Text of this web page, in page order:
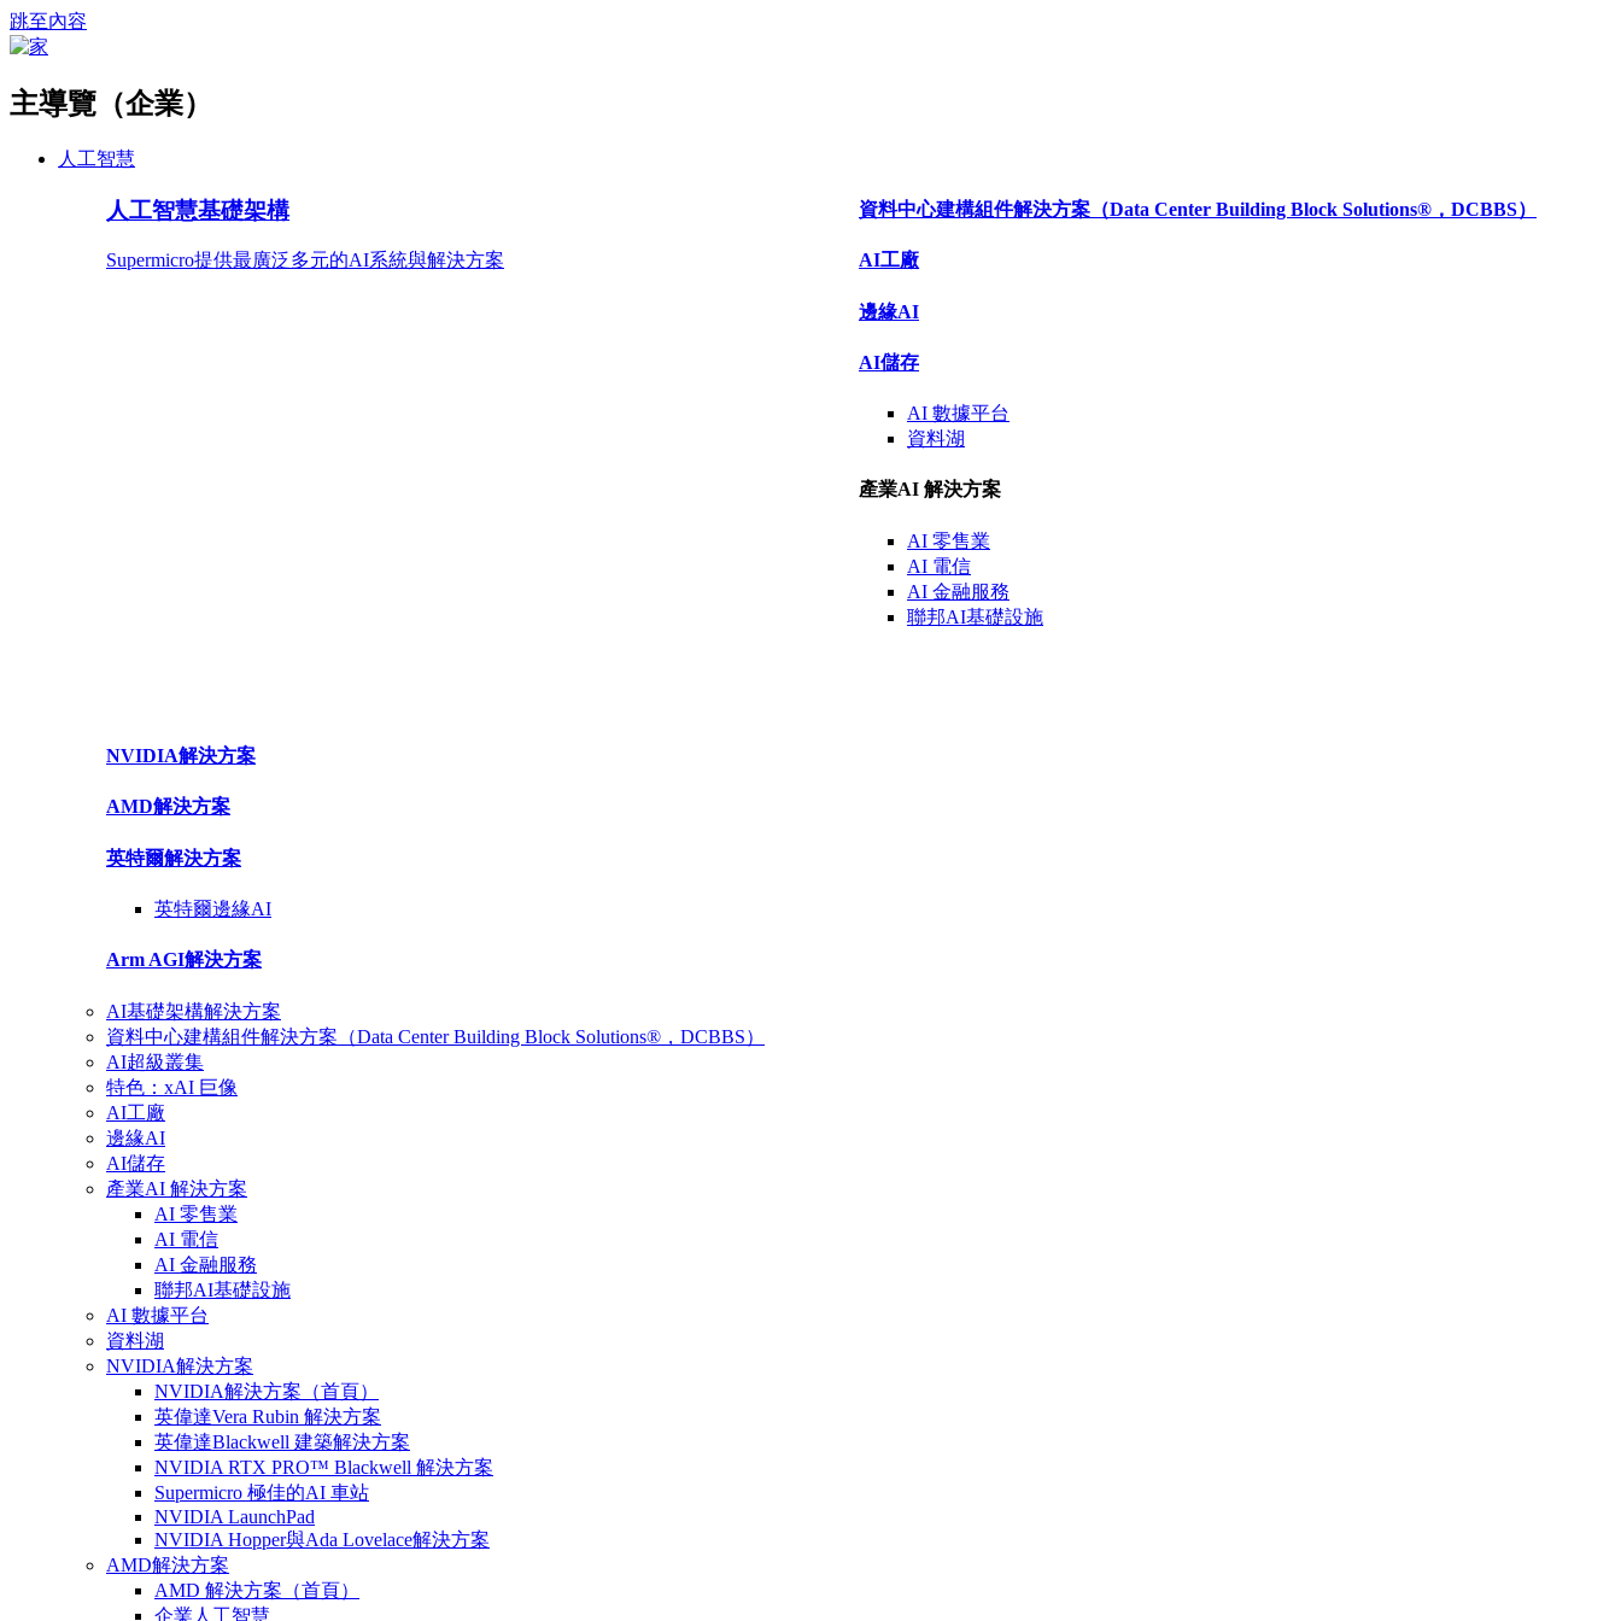
跳至內容
主導覽（企業）
人工智慧
人工智慧基礎架構
Supermicro提供最廣泛多元的AI系統與解決方案
資料中心建構組件解決方案（Data Center Building Block Solutions®，DCBBS）
AI工廠
邊緣AI
AI儲存
AI 數據平台
資料湖
產業AI 解決方案
AI 零售業
AI 電信
AI 金融服務
聯邦AI基礎設施
NVIDIA解決方案
AMD解決方案
英特爾解決方案
英特爾邊緣AI
Arm AGI解決方案
AI基礎架構解決方案
資料中心建構組件解決方案（Data Center Building Block Solutions®，DCBBS）
AI超級叢集
特色：xAI 巨像
AI工廠
邊緣AI
AI儲存
產業AI 解決方案
AI 零售業
AI 電信
AI 金融服務
聯邦AI基礎設施
AI 數據平台
資料湖
NVIDIA解決方案
NVIDIA解決方案（首頁）
英偉達Vera Rubin 解決方案
英偉達Blackwell 建築解決方案
NVIDIA RTX PRO™ Blackwell 解決方案
Supermicro 極佳的AI 車站
NVIDIA LaunchPad
NVIDIA Hopper與Ada Lovelace解決方案
AMD解決方案
AMD 解決方案（首頁）
企業人工智慧